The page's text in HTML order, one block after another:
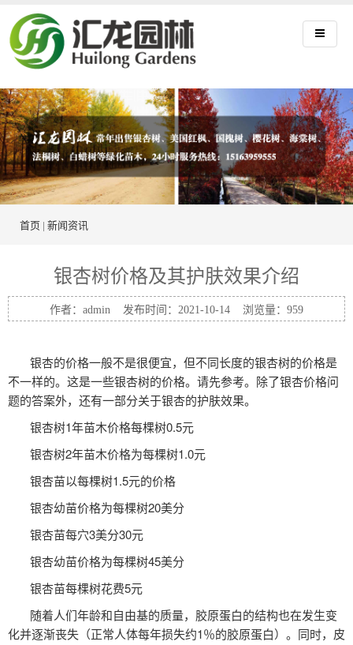
首页 | 新闻资讯
银杏树价格及其护肤效果介绍
作者：admin 发布时间：2021-10-14 浏览量： 959
银杏的价格一般不是很便宜，但不同长度的银杏树的价格是
不一样的。这是一些银杏树的价格。请先参考。除了银杏价格问
题的答案外，还有一部分关于银杏的护肤效果。
银杏树1年苗木价格每棵树0.5元
银杏树2年苗木价格为每棵树1.0元
银杏苗以每棵树1.5元的价格
银杏幼苗价格为每棵树20美分
银杏苗每穴3美分30元
银杏幼苗价格为每棵树45美分
银杏苗每棵树花费5元
随着人们年龄和自由基的质量，胶原蛋白的结构也在发生变
化并逐渐丧失（正常人体每年损失约1％的胶原蛋白）。同时，皮